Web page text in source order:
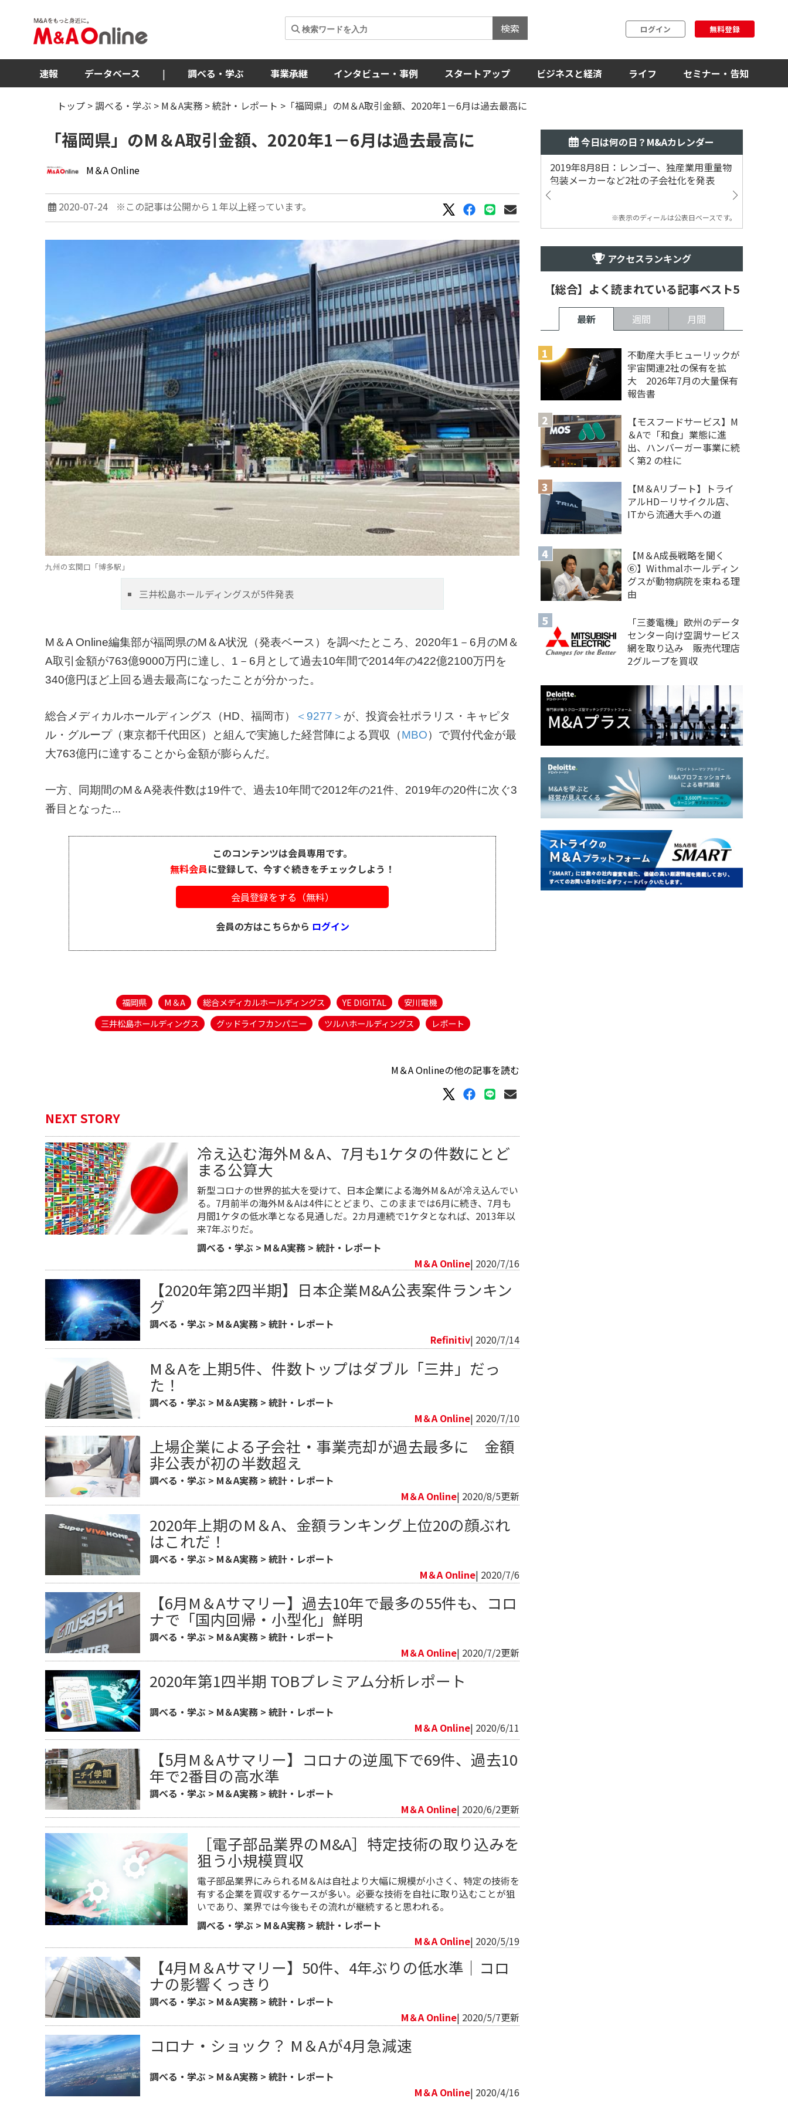
検索 ログイン 無料登録
速報 データベース | 調べる・学ぶ 事業承継 インタビュー・事例 スタートアップ ビジネスと経済 ライフ セミナー・告知
トップ >調べる・学ぶ > M＆A実務 >統計・レポート >「福岡県」のM＆A取引金額、2020年1－6月は過去最高に
「福岡県」のM＆A取引金額、2020年1－6月は過去最高に
M＆A Online
2020-07-24 ※この記事は公開から１年以上経っています。
九州の玄関口「博多駅」
三井松島ホールディングスが5件発表
M＆A Online編集部が福岡県のM＆A状況（発表ベース）を調べたところ、2020年1－6月のM＆
A取引金額が763億9000万円に達し、1－6月として過去10年間で2014年の422億2100万円を
340億円ほど上回る過去最高になったことが分かった。
総合メディカルホールディングス（HD、福岡市） ＜9277＞ が、投資会社ポラリス・キャピタ
ル・グループ（東京都千代田区）と組んで実施した経営陣による買収（MBO）で買付代金が最
大763億円に達することから金額が膨らんだ。
一方、同期間のM＆A発表件数は19件で、過去10年間で2012年の21件、2019年の20件に次ぐ3
番目となった...
このコンテンツは会員専用です。
無料会員に登録して、今すぐ続きをチェックしよう！
会員登録をする（無料）
会員の方はこちらから ログイン
福岡県 M＆A 総合メディカルホールディングス YE DIGITAL
安川電機
三井松島ホールディングス
グッドライフカンパニー ツルハホールディングス レポート
M＆A Onlineの他の記事を読む
NEXT STORY
冷え込む海外M＆A、7月も1ケタの件数にとど
まる公算大
新型コロナの世界的拡大を受けて、日本企業による海外M＆Aが冷え込んでい
る。7月前半の海外M＆Aは4件にとどまり、このままでは6月に続き、7月も
月間1ケタの低水準となる見通しだ。2カ月連続で1ケタとなれば、2013年以
来7年ぶりだ。
調べる・学ぶ > M＆A実務> 統計・レポート
M＆A Online| 2020/7/16
【2020年第2四半期】日本企業M&A公表案件ランキン
グ
調べる・学ぶ > M＆A実務 >統計・レポート
Refinitiv​| 2020/7/14
M＆Aを上期5件、件数トップはダブル「三井」だっ
た！
調べる・学ぶ > M＆A実務 >統計・レポート
M＆A Online| 2020/7/10
上場企業による子会社・事業売却が過去最多に 金額
非公表が初の半数超え
調べる・学ぶ > M＆A実務 >統計・レポート
M＆A Online| 2020/8/5更新
2020年上期のM＆A、金額ランキング上位20の顔ぶれ
はこれだ！
調べる・学ぶ > M＆A実務 >統計・レポート
M＆A Online| 2020/7/6
【6月M＆Aサマリー】過去10年で最多の55件も、コロ
ナで「国内回帰・小型化」鮮明
調べる・学ぶ > M＆A実務 >統計・レポート
M＆A Online| 2020/7/2更新
​2020年第1四半期 TOBプレミアム分析レポート
調べる・学ぶ > M＆A実務 >統計・レポート
M＆A Online| 2020/6/11
【5月M＆Aサマリー】コロナの逆風下で69件、過去10
年で2番目の高水準
調べる・学ぶ > M＆A実務 >統計・レポート
M＆A Online| 2020/6/2更新
［電子部品業界のM&A］特定技術の取り込みを
狙う小規模買収
電子部品業界にみられるM＆Aは自社より大幅に規模が小さく、特定の技術を
有する企業を買収するケースが多い。必要な技術を自社に取り込むことが狙
いであり、業界では今後もその流れが継続すると思われる。
調べる・学ぶ > M＆A実務> 統計・レポート
M＆A Online| 2020/5/19
【4月M＆Aサマリー】50件、4年ぶりの低水準｜コロ
ナの影響くっきり
調べる・学ぶ > M＆A実務 >統計・レポート
M＆A Online| 2020/5/7更新
コロナ・ショック？ M＆Aが4月急減速
調べる・学ぶ > M＆A実務 >統計・レポート
M＆A Online| 2020/4/16
今日は何の日？M&Aカレンダー
2019年8月8日：レンゴー、独産業用重量物
包装メーカーなど2社の子会社化を発表
※表示のディールは公表日ベースです。
アクセスランキング
【総合】よく読まれている記事ベスト5
最新 週間 月間
不動産大手ヒューリックが
宇宙関連2社の保有を拡
大 2026年7月の大量保有
報告書
【モスフードサービス】M
＆Aで「和食」業態に進
出、ハンバーガー事業に続
く第2 の柱に
【M＆Aリブート】トライ
アルHD－リサイクル店、
ITから流通大手への道
【M＆A 成長戦略を聞く
⑥】Withmalホールディン
グスが動物病院を束ねる理
由
「三菱電機」欧州のデータ
センター向け空調サービス
網を取り込み 販売代理店
2グループを買収